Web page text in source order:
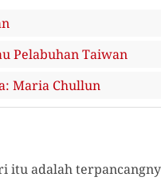
Pelabuhan Taiwan
Maria Chullun
itu adalah